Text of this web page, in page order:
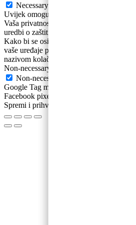
Necessary
Uvijek omogućeno
Vaša privatnost i osobni podaci su nam
uredbi o zaštiti podataka ažurirali smo
Kako bi se osigurao ispravan rad ovih
vaše uređaje pohranjujemo male
nazivom kolačići.
Non-necessary
Non-necessary
Google Tag manager Google Analytics
Facebook pixel
Spremi i prihvati